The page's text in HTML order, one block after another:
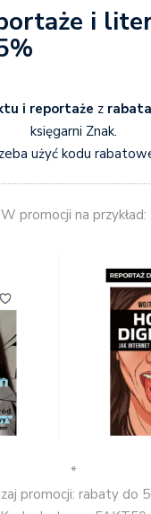
i
i reportaże z
księgarni Znak.
użyć kodu
W promocji na przykład:
*
promocji: rabaty do